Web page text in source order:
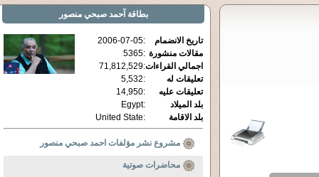
بطاقة آحمد صبحي منصور
تاريخ الانضمام :
2006-07-05
مقالات منشورة :
5365
اجمالي القراءات:
71,812,529
تعليقات له
:
5,532
تعليقات عليه
:
14,950
بلد الميلاد
:
Egypt
بلد الاقامة
:
United State
مشروع نشر مؤلفات احمد صبحي منصور
محاضرات صوتية